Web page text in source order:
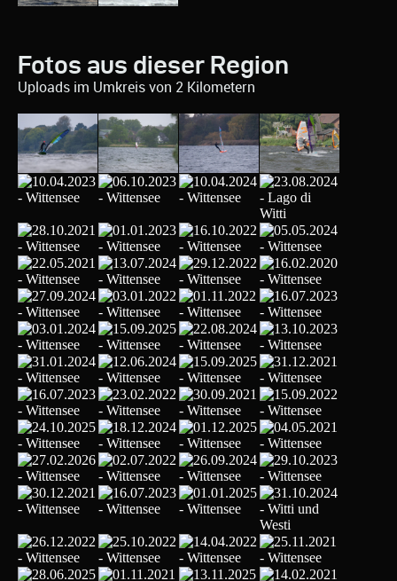
Fotos aus dieser Region
Uploads im Umkreis von 2 Kilometern